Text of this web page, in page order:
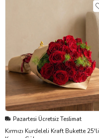
Pazartesi Ücretsiz Teslimat
Kırmızı Kurdeleli Kraft Bukette 25'li